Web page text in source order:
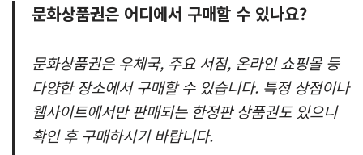
문화상품권은 어디에서 구매할 수 있나요?
문화상품권은 우체국, 주요 서점, 온라인 쇼핑몰 등
다양한 장소에서 구매할 수 있습니다. 특정 상점이나
웹사이트에서만 판매되는 한정판 상품권도 있으니
확인 후 구매하시기 바랍니다.